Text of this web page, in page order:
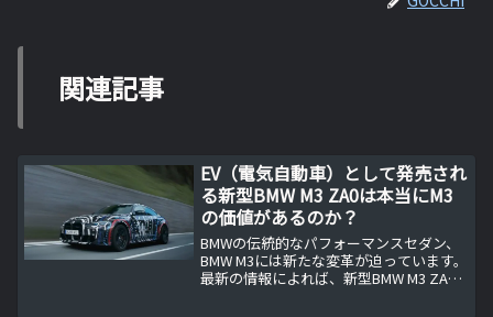
関連記事
EV（電気自動車）として発売され
る新型BMW M3 ZA0は本当にM3
の価値があるのか？
BMWの伝統的なパフォーマンスセダン、
BMW M3には新たな変革が迫っています。
最新の情報によれば、新型BMW M3 ZA0